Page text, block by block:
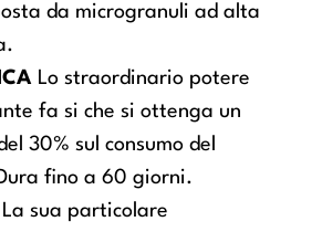
da microgranuli ad alta
Lo straordinario potere
fa si che si ottenga un
30% sul consumo del
fino a 60 giorni.
La sua particolare